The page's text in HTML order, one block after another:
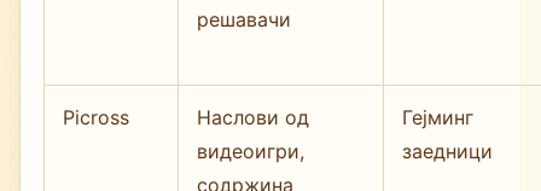
решавачи
Picross
Наслови од
видеоигри,
содржина
Гејминг
заедници